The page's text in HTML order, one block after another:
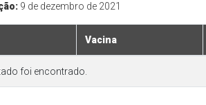
9 de dezembro de 2021
Vacina
foi encontrado.